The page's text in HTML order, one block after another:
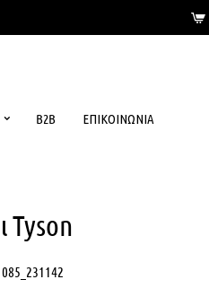
B2B ΕΠΙΚΟΙΝΩΝΊΑ
Tyson